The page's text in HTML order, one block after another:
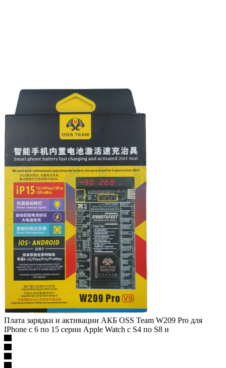
Плата зарядки и активации АКБ OSS Team W209 Pro для
IPhone с 6 по 15 серии Apple Watch c S4 по S8 и